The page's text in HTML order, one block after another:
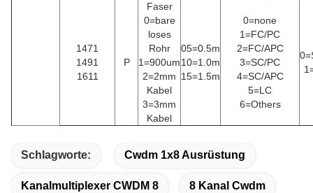
1471
1491
1611
P
Faser
0=bare
loses
Rohr
1=900um
2=2mm
Kabel
3=3mm
Kabel
05=0.5m
10=1.0m
15=1.5m
0=none
1=FC/PC
2=FC/APC
3=SC/PC
4=SC/APC
5=LC
6=Others
Schlagworte: Cwdm 1x8 Ausrüstung
Kanalmultiplexer CWDM 8 8 Kanal Cwdm